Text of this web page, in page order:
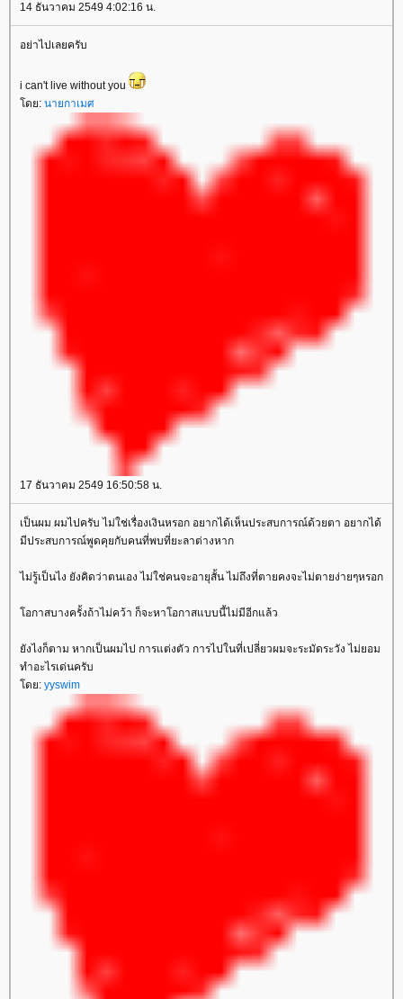
14 ธันวาคม 2549 4:02:16 น.
อย่าไปเลยครับ
i can't live without you
ดย: นายกาเมศ
17 ธันวาคม 2549 16:50:58 น.
เป็นผม ผมไปครับ ไม่ใช่เรื่องเงินหรอก อยากได้เห็นประสบการณ์ด้วยตา อยากได้
มีประสบการณ์พูดคุยกับคนที่พบที่ยะลาต่างหาก
ไม่รู้เป็นไง ยังคิดว่าตนเอง ไม่ใช่คนจะอายุสั้น ไม่ถึงที่ตายคงจะไม่ตายง่ายๆหรอก
อกาสบางครั้งถ้าไม่คว้า ก็จะหาโอกาสแบบนี้ไม่มีอีกแล้ว
ังไงก็ตาม หากเป็นผมไป การแต่งตัว การไปในที่เปลี่ยวผมจะระมัดระวัง ไม่ยอม
ทำอะไรเด่นครับ
ดย: yyswim